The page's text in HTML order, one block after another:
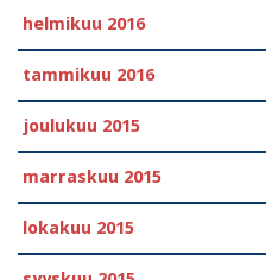
helmikuu 2016
tammikuu 2016
joulukuu 2015
marraskuu 2015
lokakuu 2015